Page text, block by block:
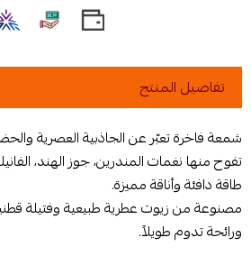
تفاصيل المنتج
شمعة فاخرة تعبّر عن الجاذبية العصرية
تفوح منها نغمات المندرين، جوز الهند،
طاقة دافئة وأناقة مميزة.
ورائحة تدوم طويلاً.